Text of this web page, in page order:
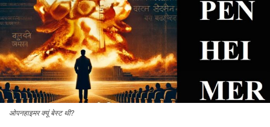
ओपनहाइमर क्यूं बेस्ट थी?